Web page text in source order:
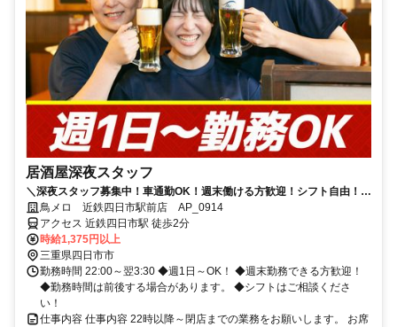
居酒屋深夜スタッフ
＼深夜スタッフ募集中！車通勤OK！週末働ける方歓迎！シフト自由！☆
飲食のメリットいっぱいのアルバイト・パート求人です。丁寧な研修が
あるから飲食店未経験の方も安心！
鳥メロ 近鉄四日市駅前店 AP_0914
アクセス 近鉄四日市駅 徒歩2分
時給1,375円以上
三重県四日市市
勤務時間 22:00～翌3:30 ◆週1日～OK！ ◆週末勤務できる方歓迎！
◆勤務時間は前後する場合があります。 ◆シフトはご相談くださ
い！
仕事内容 仕事内容 22時以降～閉店までの業務をお願いします。 お席